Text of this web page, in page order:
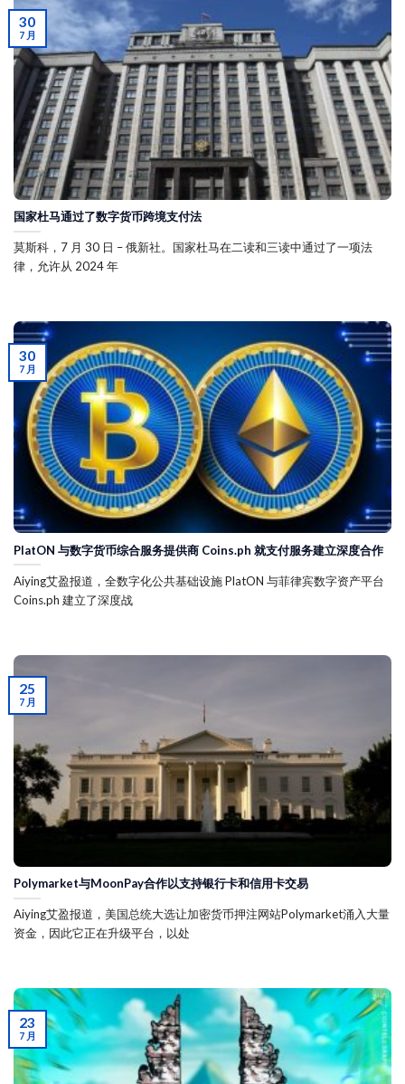
国家杜马通过了数字货币跨境支付法
莫斯科，7 月 30 日 – 俄新社。国家杜马在二读和三读中通过了一项法
律，允许从 2024 年
30
7 月
PlatON 与数字货币综合服务提供商 Coins.ph 就支付服务建立深度合作
Aiying艾盈报道，全数字化公共基础设施 PlatON 与菲律宾数字资产平台
Coins.ph 建立了深度战
30
7 月
Polymarket与MoonPay合作以支持银行卡和信用卡交易
Aiying艾盈报道，美国总统大选让加密货币押注网站Polymarket涌入大量
资金，因此它正在升级平台，以处
25
7 月
23
7 月